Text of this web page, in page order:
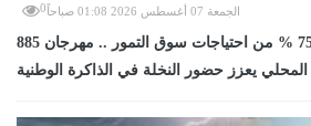
الجمعة 07 أغسطس 2026 01:08 صباحاً 0
885 مزرعة توفر أكثر من 75 % من احتياجات سوق التمور .. مهرجان
يعزز حضور النخلة في الذاكرة الوطنية